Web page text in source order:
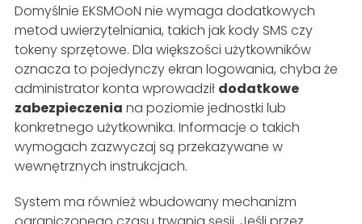
Domyślnie EKSMOoN nie wymaga dodatkowych
metod uwierzytelniania, takich jak kody SMS czy
tokeny sprzętowe. Dla większości użytkowników
oznacza to pojedynczy ekran logowania, chyba że
administrator konta wprowadził dodatkowe
zabezpieczenia na poziomie jednostki lub
konkretnego użytkownika. Informacje o takich
wymogach zazwyczaj są przekazywane w
wewnętrznych instrukcjach.
System ma również wbudowany mechanizm